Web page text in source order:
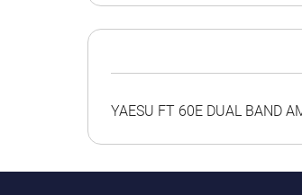
YAESU FT 60E DUAL BAND